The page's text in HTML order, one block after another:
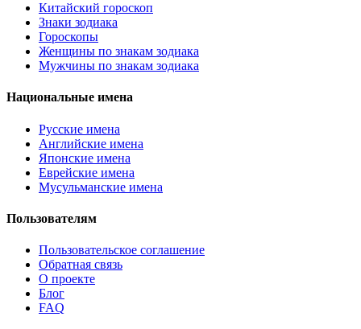
Китайский гороскоп
Знаки зодиака
Гороскопы
Женщины по знакам зодиака
Мужчины по знакам зодиака
Национальные имена
Русские имена
Английские имена
Японские имена
Еврейские имена
Мусульманские имена
Пользователям
Пользовательское соглашение
Обратная связь
О проекте
Блог
FAQ